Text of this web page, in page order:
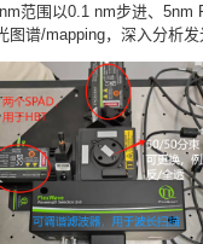
范围以0.1 nm步进、5nm
图谱/mapping，深入分析发